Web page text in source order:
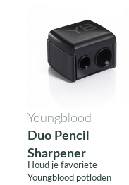
Youngblood
Duo Pencil
Sharpener
Houd je favoriete
Youngblood potloden